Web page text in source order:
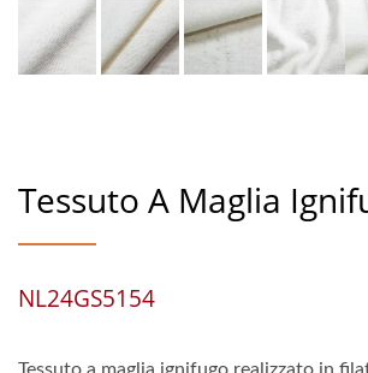
Tessuto A Maglia
NL24GS5154